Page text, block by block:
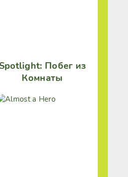
Spotlight: Побег из
Комнаты